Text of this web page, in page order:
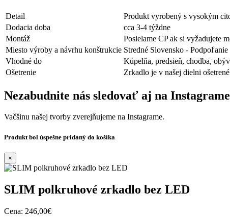
Detail
Produkt vyrobený s vysokým
Dodacia doba
cca 3-4 týždne
Montáž
Posielame CP ak si vyžadujete
Miesto výroby a návrhu konštrukcie Stredné Slovensko - Podpoľanie
Vhodné do
Kúpelňa, predsieň, chodba,
Ošetrenie
Zrkadlo je v našej dielni
Nezabudnite nás sledovať aj na
Vačšinu našej tvorby zverejňujeme na Instagrame.
Produkt bol úspešne pridaný do košíka
×
SLIM polkruhové zrkadlo bez LED
Cena: 246,00€